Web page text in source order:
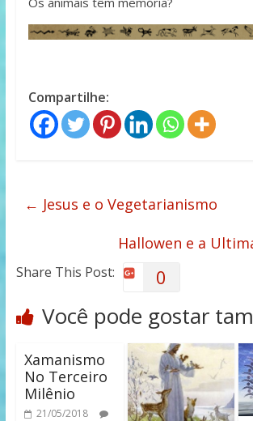
Compartilhe:
← Jesus e o Vegetarianismo
Hallowen e a
Share This Post: 0
Você pode gostar
Xamanismo
No Terceiro
Milênio
21/05/2018